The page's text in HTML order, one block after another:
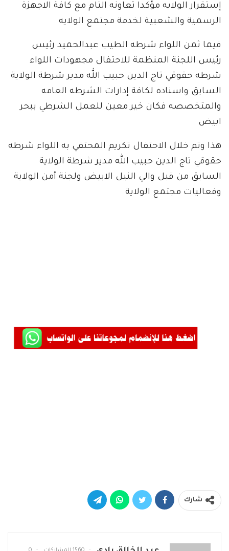
إستقرار الولايه مؤكدا تعاونه التام مع كافة الاجهزة
الرسمية والشعبية لخدمة مجتمع الولايه
فيما ثمن اللواء شرطه الطيب عبدالحميد رئيس
رئيس اللجنة المنظمة للاحتفال مجهودات اللواء
شرطه حقوقي تاج الدين حبيب الله مدير شرطة الولاية
السابق واسناده لكافة إدارات الشرطه العامه
والمتخصصه فكان خير معين للعمل الشرطي ببحر
ابيض
هذا وتم خلال الاحتفال تكريم المحتفي به اللواء شرطه
حقوقي تاج الدين حبيب الله مدير شرطة الولاية
السابق من قبل والي النيل الابيض ولجنة أمن الولاية
وفعاليات مجتمع الولاية
شارك